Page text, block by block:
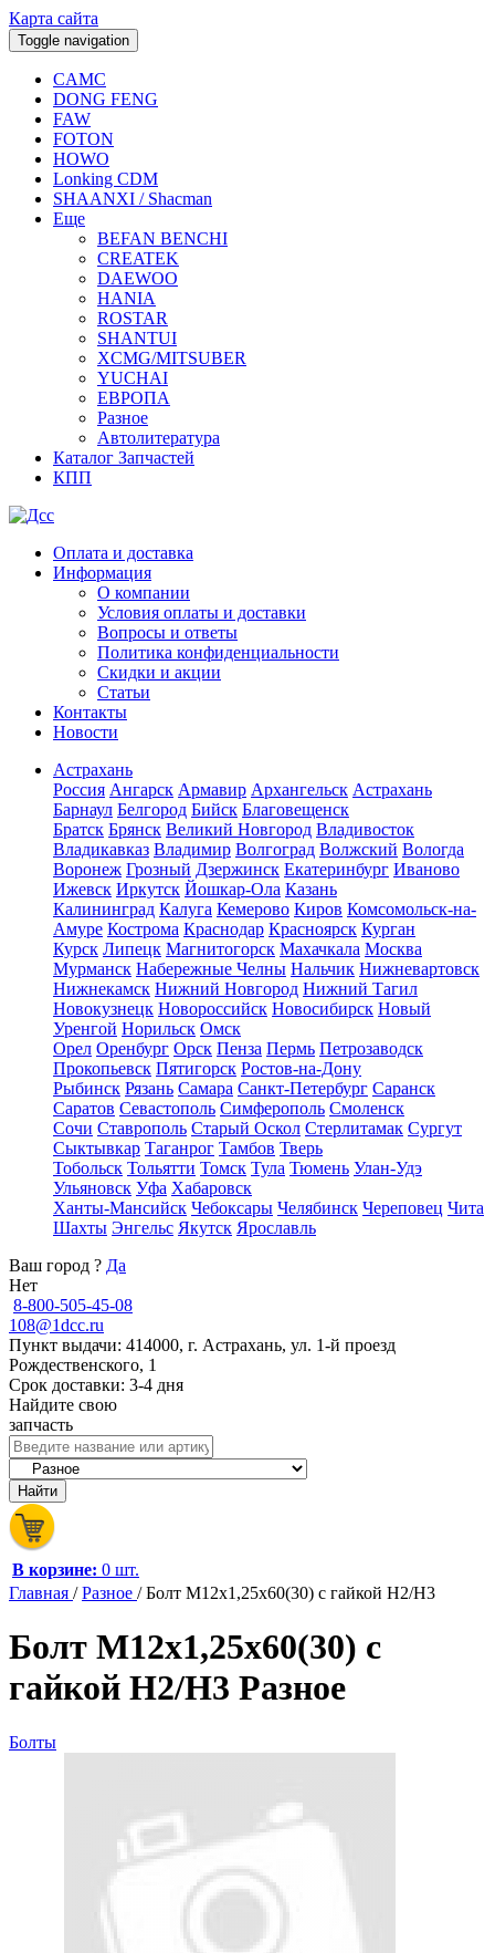
Карта сайта
Toggle navigation
CAMC
DONG FENG
FAW
FOTON
HOWO
Lonking CDM
SHAANXI / Shacman
Еще
BEFAN BENCHI
CREATEK
DAEWOO
HANIA
ROSTAR
SHANTUI
XCMG/MITSUBER
YUCHAI
ЕВРОПА
Разное
Aвтолитература
Каталог Запчастей
КПП
Оплата и доставка
Информация
О компании
Условия оплаты и доставки
Вопросы и ответы
Политика конфиденциальности
Скидки и акции
Статьи
Контакты
Новости
Астрахань
Россия Ангарск Армавир Архангельск Астрахань
Барнаул Белгород Бийск Благовещенск
Братск Брянск Великий Новгород Владивосток
Владикавказ Владимир Волгоград Волжский Вологда
Воронеж Грозный Дзержинск Екатеринбург Иваново
Ижевск Иркутск Йошкар-Ола Казань
Калининград Калуга Кемерово Киров Комсомольск-на-
Амуре Кострома Краснодар Красноярск Курган
Курск Липецк Магнитогорск Махачкала Москва
Мурманск Набережные Челны Нальчик Нижневартовск
Нижнекамск Нижний Новгород Нижний Тагил
Новокузнецк Новороссийск Новосибирск Новый
Уренгой Норильск Омск
Орел Оренбург Орск Пенза Пермь Петрозаводск
Прокопьевск Пятигорск Ростов-на-Дону
Рыбинск Рязань Самара Санкт-Петербург Саранск
Саратов Севастополь Симферополь Смоленск
Сочи Ставрополь Старый Оскол Стерлитамак Сургут
Сыктывкар Таганрог Тамбов Тверь
Тобольск Тольятти Томск Тула Тюмень Улан-Удэ
Ульяновск Уфа Хабаровск
Ханты-Мансийск Чебоксары Челябинск Череповец Чита
Шахты Энгельс Якутск Ярославль
Ваш город ? Да
Нет
8-800-505-45-08
108@1dcc.ru
Пункт выдачи: 414000, г. Астрахань, ул. 1-й проезд
Рождественского, 1
Срок доставки: 3-4 дня
Найдите свою
запчасть
В корзине: 0 шт.
Главная /Разное /Болт M12х1,25х60(30) с гайкой H2/H3
Болт M12х1,25х60(30) с
гайкой H2/H3 Разное
Болты